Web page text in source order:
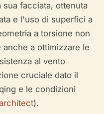
sua facciata, ottenuta
e l'uso di superfici a
a torsione non
a ottimizzare le
al vento
cruciale dato il
e le condizioni
).